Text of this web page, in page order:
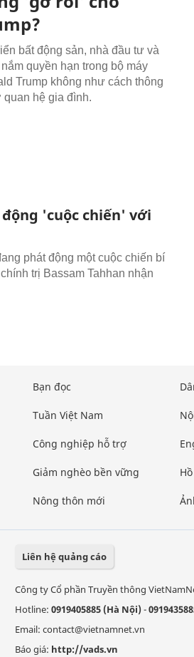
bất động sản, nhà đầu tư và
quyền hạn trong bộ máy
Trump không như cách thông
hệ gia đình.
'cuộc chiến' với
phát động một cuộc chiến bí
trị Bassam Tahhan nhận
Bạn đọc
Tuần Việt Nam
Công nghiệp hỗ trợ
Giảm nghèo bền vững
Nông thôn mới
Liên hệ quảng cáo
Công ty Cổ phần Truyền thông
Hotline: 0919405885 (Hà Nội)-
Email: contact@vietnamnet.vn
Báo giá: http://vads.vn